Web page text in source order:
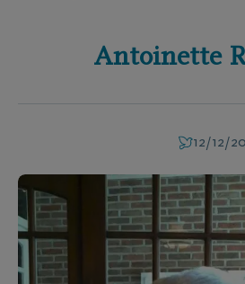
Antoinette
12/12/